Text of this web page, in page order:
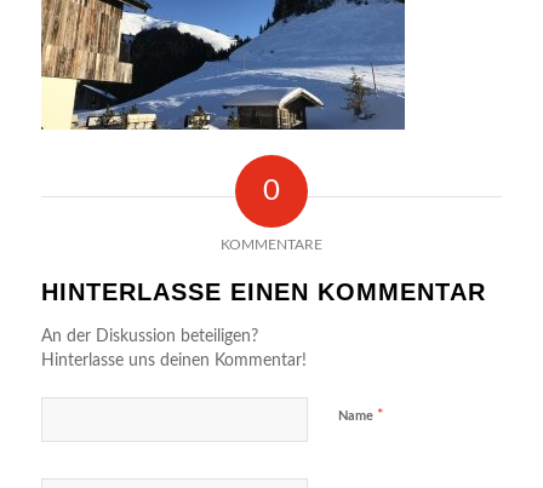
0
KOMMENTARE
HINTERLASSE EINEN KOMMENTAR
An der Diskussion beteiligen?
Hinterlasse uns deinen Kommentar!
Name *